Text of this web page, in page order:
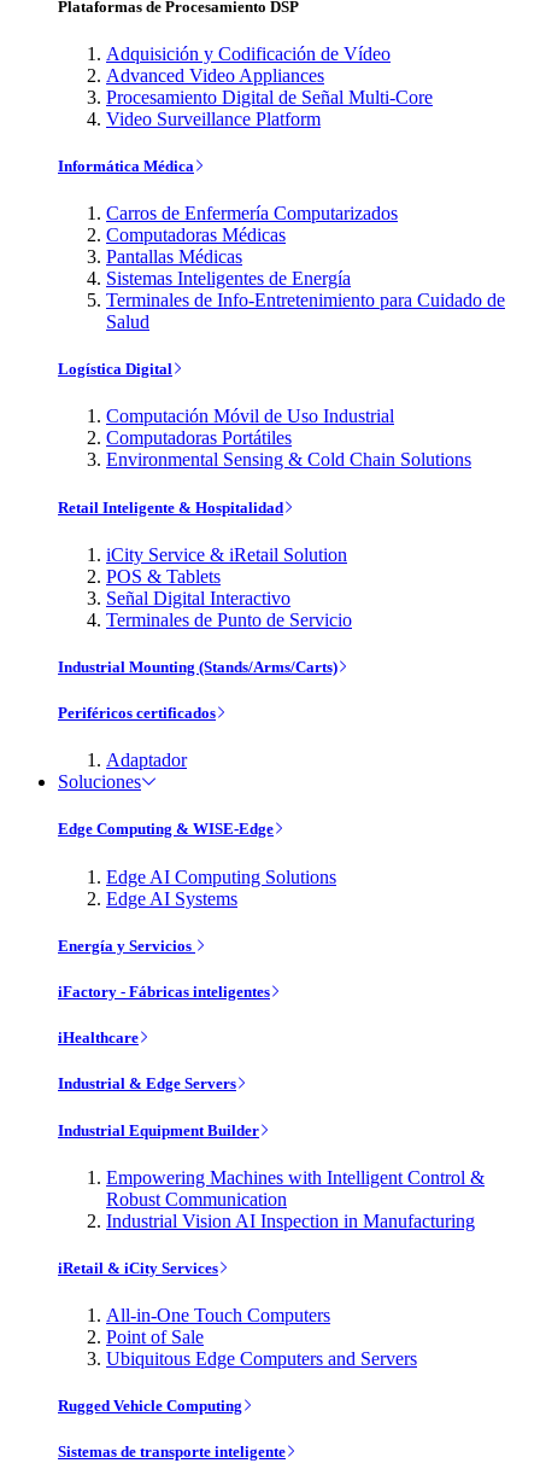
Plataformas de Procesamiento DSP
Adquisición y Codificación de Vídeo
Advanced Video Appliances
Procesamiento Digital de Señal Multi-Core
Video Surveillance Platform
Informática Médica
Carros de Enfermería Computarizados
Computadoras Médicas
Pantallas Médicas
Sistemas Inteligentes de Energía
Terminales de Info-Entretenimiento para Cuidado de
Salud
Logística Digital
Computación Móvil de Uso Industrial
Computadoras Portátiles
Environmental Sensing & Cold Chain Solutions
Retail Inteligente & Hospitalidad
iCity Service & iRetail Solution
POS & Tablets
Señal Digital Interactivo
Terminales de Punto de Servicio
Industrial Mounting (Stands/Arms/Carts)
Periféricos certificados
Adaptador
Soluciones
Edge Computing & WISE-Edge
Edge AI Computing Solutions
Edge AI Systems
Energía y Servicios
iFactory - Fábricas inteligentes
iHealthcare
Industrial & Edge Servers
Industrial Equipment Builder
Empowering Machines with Intelligent Control &
Robust Communication
Industrial Vision AI Inspection in Manufacturing
iRetail & iCity Services
All-in-One Touch Computers
Point of Sale
Ubiquitous Edge Computers and Servers
Rugged Vehicle Computing
Sistemas de transporte inteligente